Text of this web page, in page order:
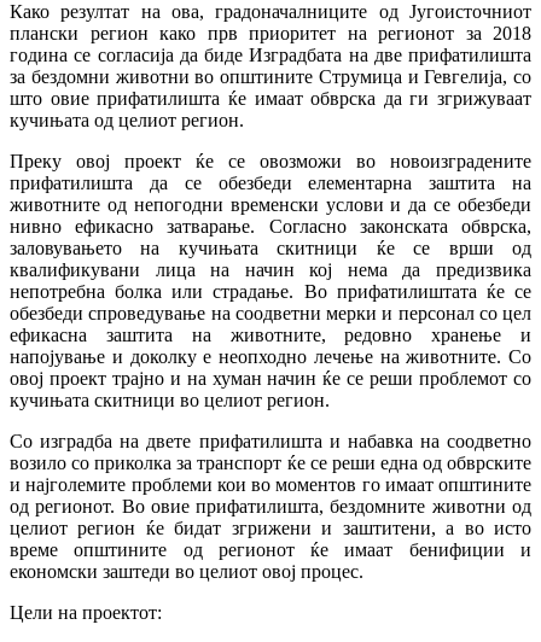
Како резултат на ова, градоначалниците од Југоисточниот
плански регион како прв приоритет на регионот за 2018
година се согласија да биде Изградбата на две прифатилишта
за бездомни животни во општините Струмица и Гевгелија, со
што овие прифатилишта ќе имаат обврска да ги згрижуваат
кучињата од целиот регион.
Преку овој проект ќе се овозможи во новоизградените
прифатилишта да се обезбеди елементарна заштита на
животните од непогодни временски услови и да се обезбеди
нивно ефикасно затварање. Согласно законската обврска,
заловувањето на кучињата скитници ќе се врши од
квалификувани лица на начин кој нема да предизвика
непотребна болка или страдање. Во прифатилиштата ќе се
обезбеди спроведување на соодветни мерки и персонал со цел
ефикасна заштита на животните, редовно хранење и
напојување и доколку е неопходно лечење на животните. Со
овој проект трајно и на хуман начин ќе се реши проблемот со
кучињата скитници во целиот регион.
Со изградба на двете прифатилишта и набавка на соодветно
возило со приколка за транспорт ќе се реши една од обврските
и најголемите проблеми кои во моментов го имаат општините
од регионот. Во овие прифатилишта, бездомните животни од
целиот регион ќе бидат згрижени и заштитени, а во исто
време општините од регионот ќе имаат бенифиции и
економски заштеди во целиот овој процес.
Цели на проектот: